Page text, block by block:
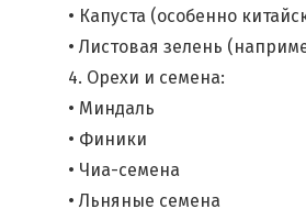
• Капуста (особенно
• Листовая зелень
4. Орехи и семена:
• Миндаль
• Финики
• Чиа-семена
• Льняные семена